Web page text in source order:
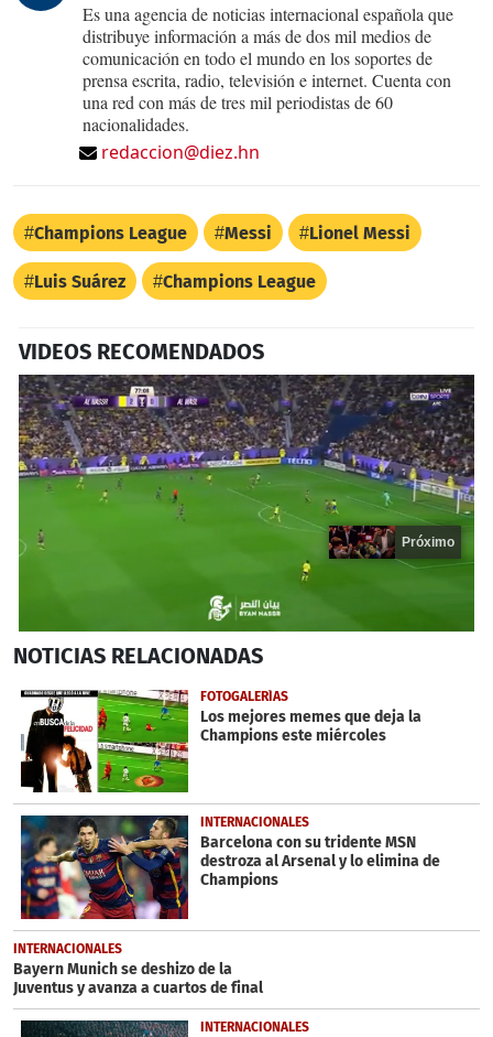
Es una agencia de noticias internacional española que
distribuye información a más de dos mil medios de
comunicación en todo el mundo en los soportes de
prensa escrita, radio, televisión e internet. Cuenta con
una red con más de tres mil periodistas de 60
nacionalidades.
redaccion@diez.hn
Champions League Messi Lionel Messi
Luis Suárez Champions League
VIDEOS RECOMENDADOS
seconds
16
seconds
Próximo
NOTICIAS RELACIONADAS
FOTOGALERÍAS
Los mejores memes que deja la
Champions este miércoles
INTERNACIONALES
Barcelona con su tridente MSN
destroza al Arsenal y lo elimina de
Champions
INTERNACIONALES
Bayern Munich se deshizo de la
Juventus y avanza a cuartos de final
INTERNACIONALES